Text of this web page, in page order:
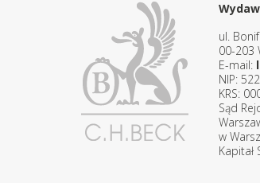
ul.
00-203
E-mail:
NIP:
KRS:
Sąd
w
Kapitał